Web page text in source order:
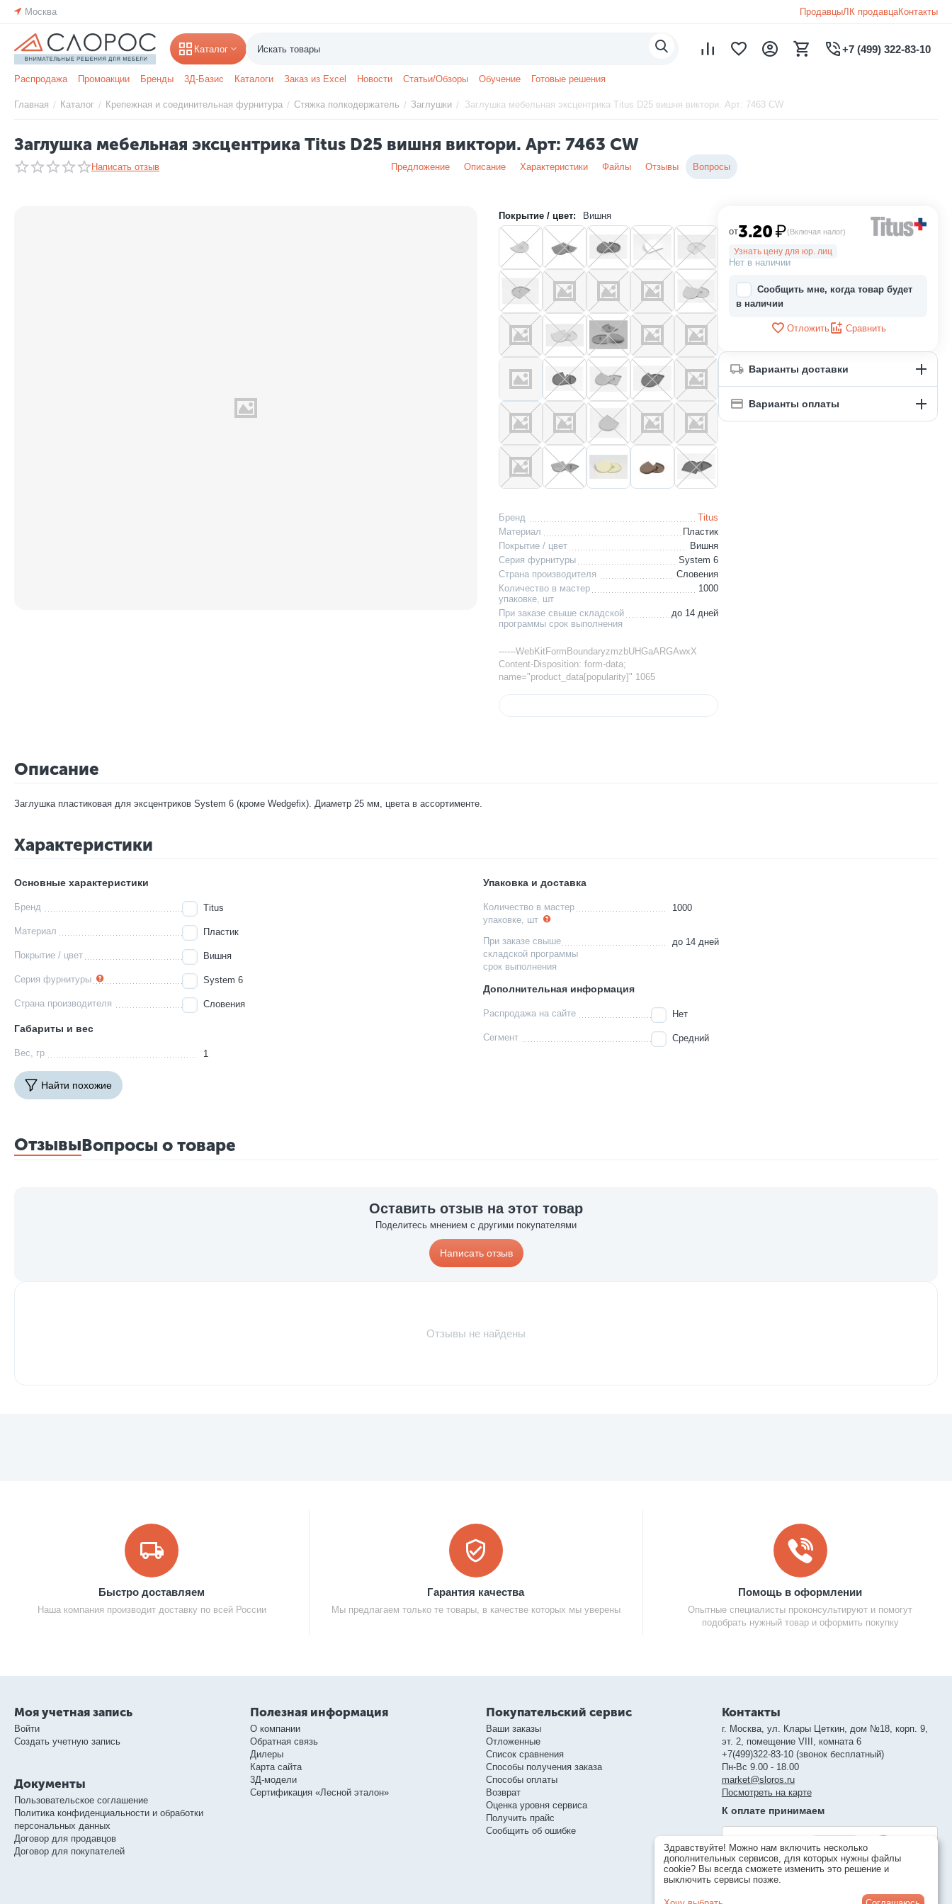
Москва ПродавцыЛК продавцаКонтакты
Каталог +7 (499) 322-83-10
Распродажа Промоакции Бренды 3Д-Базис Каталоги Заказ из Excel Новости Статьи/Обзоры Обучение Готовые решения
Главная / Каталог / Крепежная и соединительная фурнитура / Стяжка полкодержатель / Заглушки / Заглушка мебельная эксцентрика Titus D25 вишня виктори. Арт: 7463 CW
Заглушка мебельная эксцентрика Titus D25 вишня виктори. Арт: 7463 CW
Написать отзыв Предложение Описание Характеристики Файлы Отзывы Вопросы
Покрытие / цвет: Вишня
Бренд
Titus
Материал
Пластик
Покрытие / цвет
Вишня
Серия фурнитуры
System 6
Страна производителя
Словения
Количество в мастер
упаковке, шт
1000
При заказе свыше складской
программы срок выполнения
до 14 дней
------WebKitFormBoundaryzmzbUHGaARGAwxX
Content-Disposition: form-data;
name="product_data[popularity]" 1065
от3.20₽(Включая налог)
Узнать цену для юр. лиц
Нет в наличии
Сообщить мне, когда товар будет
в наличии
Отложить Сравнить
Варианты доставки
Варианты оплаты
Описание
Заглушка пластиковая для эксцентриков System 6 (кроме Wedgefix). Диаметр 25 мм, цвета в ассортименте.
Характеристики
Основные характеристики
Бренд Titus
Материал Пластик
Покрытие / цвет Вишня
Серия фурнитуры System 6
Страна производителя Словения
Габариты и вес
Вес, гр 1
Упаковка и доставка
Количество в мастер
упаковке, шт
1000
При заказе свыше
складской программы
срок выполнения
до 14 дней
Дополнительная информация
Распродажа на сайте Нет
Сегмент Средний
Найти похожие
ОтзывыВопросы о товаре
Оставить отзыв на этот товар
Поделитесь мнением с другими покупателями
Написать отзыв
Отзывы не найдены
Быстро доставляем
Наша компания производит доставку по всей России
Гарантия качества
Мы предлагаем только те товары, в качестве которых мы уверены
Помощь в оформлении
Опытные специалисты проконсультируют и помогут
подобрать нужный товар и оформить покупку
Моя учетная запись
Войти
Создать учетную запись
Документы
Пользовательское соглашение
Политика конфиденциальности и обработки
персональных данных
Договор для продавцов
Договор для покупателей
Полезная информация
О компании
Обратная связь
Дилеры
Карта сайта
3Д-модели
Сертификация «Лесной эталон»
Покупательский сервис
Ваши заказы
Отложенные
Список сравнения
Способы получения заказа
Способы оплаты
Возврат
Оценка уровня сервиса
Получить прайс
Сообщить об ошибке
Контакты
г. Москва, ул. Клары Цеткин, дом №18, корп. 9,
эт. 2, помещение VIII, комната 6
+7(499)322-83-10 (звонок бесплатный)
Пн-Вс 9.00 - 18.00
market@sloros.ru
Посмотреть на карте
К оплате принимаем
Здравствуйте! Можно нам включить несколько
дополнительных сервисов, для которых нужны файлы
cookie? Вы всегда сможете изменить это решение и
выключить сервисы позже.